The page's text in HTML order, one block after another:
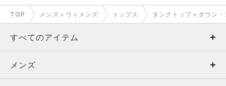
TOP メンズ＋ウィメンズ トップス タンクトップ＋ダウン
すべてのアイテム
メンズ
メンズ